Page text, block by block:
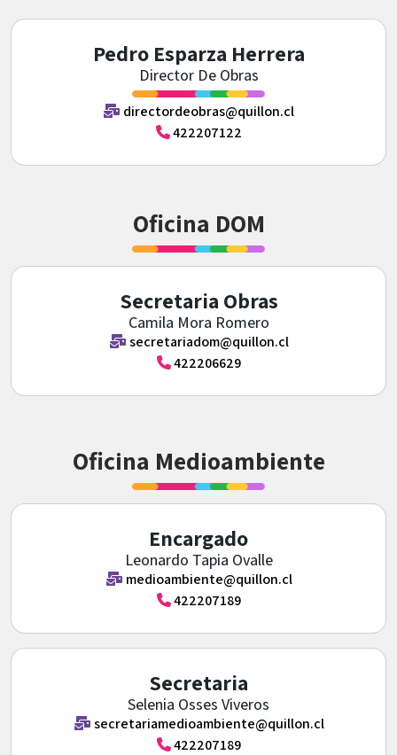
Pedro Esparza Herrera
Director De Obras
directordeobras@quillon.cl
422207122
Oficina DOM
Secretaria Obras
Camila Mora Romero
secretariadom@quillon.cl
422206629
Oficina Medioambiente
Encargado
Leonardo Tapia Ovalle
medioambiente@quillon.cl
422207189
Secretaria
Selenia Osses Viveros
secretariamedioambiente@quillon.cl
422207189